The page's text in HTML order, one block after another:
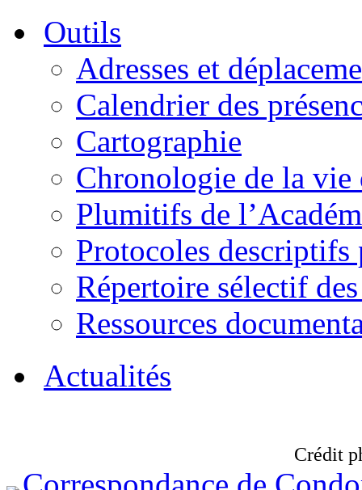
Outils
Adresses et
Calendrier des
Cartographie
Chronologie de la vie
Plumitifs de
Protocoles descriptifs
Répertoire sélectif
Ressources
Actualités
Crédit